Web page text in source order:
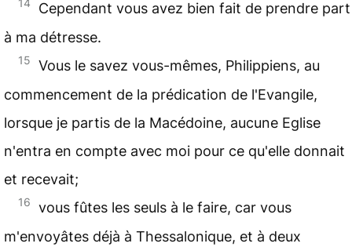
14
Cependant vous avez bien fait de prendre part
à ma détresse.
15
Vous le savez vous-mêmes, Philippiens, au
commencement de la prédication de l'Evangile,
lorsque je partis de la Macédoine, aucune Eglise
n'entra en compte avec moi pour ce qu'elle donnait
et recevait;
16
vous fûtes les seuls à le faire, car vous
m'envoyâtes déjà à Thessalonique, et à deux